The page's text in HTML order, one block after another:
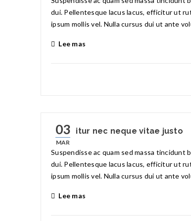
dui. Pellentesque lacus lacus, efficitur ut
ipsum mollis vel. Nulla cursus dui ut ante
Lee mas
03
MAR
Curabitur nec neque vitae justo
Suspendisse ac quam sed massa
dui. Pellentesque lacus lacus, efficitur ut
ipsum mollis vel. Nulla cursus dui ut ante
Lee mas